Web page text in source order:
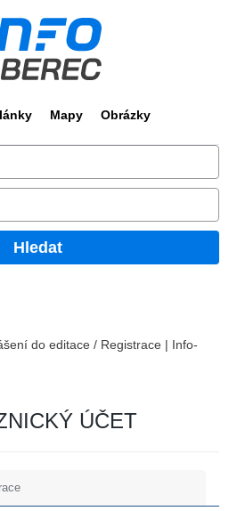
Mapy Obrázky
Hledat
do editace / Registrace | Info-
ÚČET